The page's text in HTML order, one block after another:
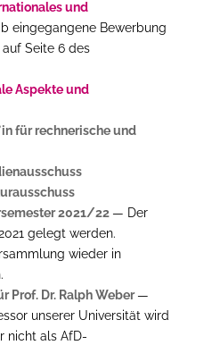
und
eingegangene Bewerbung
Seite 6 des
Aspekte und
für rechnerische und
2021/22 — Der
gelegt werden.
wieder in
Prof. Dr. Ralph Weber—
unserer Universität wird
nicht als AfD-